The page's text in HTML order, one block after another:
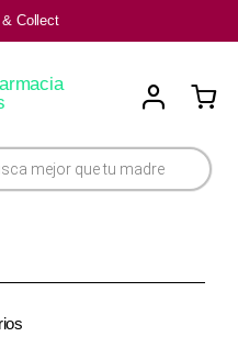
Collect